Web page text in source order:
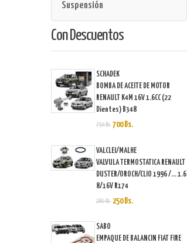
Suspensión
Con Descuentos
SCHADEK
BOMBA DE ACEITE DE MOTOR
RENAULT K4M 16V 1.6CC (22
Dientes) B348
750 Bs. 700 Bs.
VALCLEI/MALHE
VALVULA TERMOSTATICA RENAULT
DUSTER/OROCH/CLIO 1996 /... 1.6
8/16V R174
280 Bs. 250 Bs.
SABO
EMPAQUE DE BALANCIN FIAT FIRE